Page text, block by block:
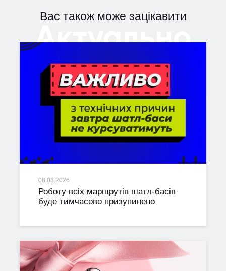
Вас також може зацікавити
Актуально
08.08.2026
Роботу всіх маршрутів шатл-басів
буде тимчасово призупинено